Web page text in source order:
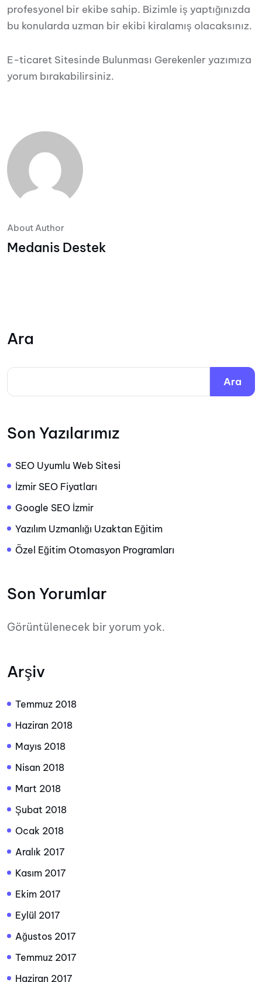
profesyonel bir ekibe sahip. Bizimle iş yaptığınızda
bu konularda uzman bir ekibi kiralamış olacaksınız.
E-ticaret Sitesinde Bulunması Gerekenler yazımıza
yorum bırakabilirsiniz.
About Author
Medanis Destek
Ara
Ara
Son Yazılarımız
SEO Uyumlu Web Sitesi
İzmir SEO Fiyatları
Google SEO İzmir
Yazılım Uzmanlığı Uzaktan Eğitim
Özel Eğitim Otomasyon Programları
Son Yorumlar
Görüntülenecek bir yorum yok.
Arşiv
Temmuz 2018
Haziran 2018
Mayıs 2018
Nisan 2018
Mart 2018
Şubat 2018
Ocak 2018
Aralık 2017
Kasım 2017
Ekim 2017
Eylül 2017
Ağustos 2017
Temmuz 2017
Haziran 2017